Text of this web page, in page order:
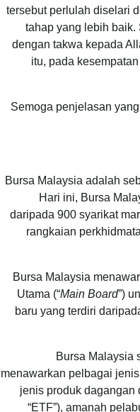
tersebut perlulah diselari
tahap yang lebih baik.
dengan takwa kepada
itu, pada
Semoga penjelasan
Bursa Malaysia adalah
Hari ini, Bursa
daripada 900 syarikat
rangkaian
Bursa Malaysia
Utama (“Main Board”)
baru yang terdiri
Bursa Malaysia
menawarkan pelbagai
jenis produk dagangan
“ETF”), amanah